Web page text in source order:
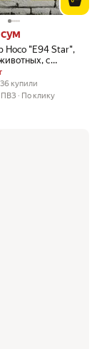
Hoco "E94 Star",
с
Find, чёрный
вместо
4.4 из 5
· 936 купили
купили
ПВЗ
По клику